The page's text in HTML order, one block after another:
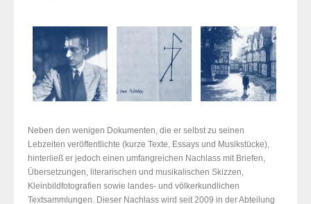
Neben den wenigen Dokumenten, die er selbst zu seinen
Lebzeiten veröffentlichte (kurze Texte, Essays und Musikstücke),
hinterließ er jedoch einen umfangreichen Nachlass mit Briefen,
Übersetzungen, literarischen und musikalischen Skizzen,
Kleinbildfotografien sowie landes- und völkerkundlichen
Textsammlungen. Dieser Nachlass wird seit 2009 in der Abteilung